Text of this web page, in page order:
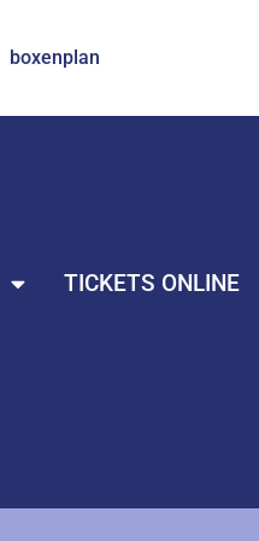
boxenplan
TICKETS ONLINE